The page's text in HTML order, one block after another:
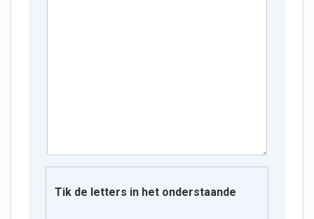
Tik de letters in het onderstaande